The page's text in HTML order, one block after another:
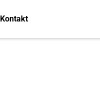
Kontakt